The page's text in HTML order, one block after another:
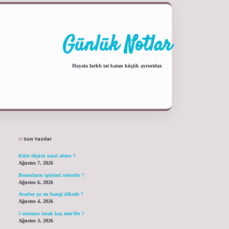
Günlük Notlar
Hayata farklı tat katan küçük ayrıntılar.
Son Yazılar
Kilot ölçüsü nasıl alınır ?
Ağustos 7, 2026
Bozonların spinleri nelerdir ?
Ağustos 6, 2026
Avarlar şu an hangi ülkede ?
Ağustos 4, 2026
5 numara tarak kaç mm’dir ?
Ağustos 3, 2026